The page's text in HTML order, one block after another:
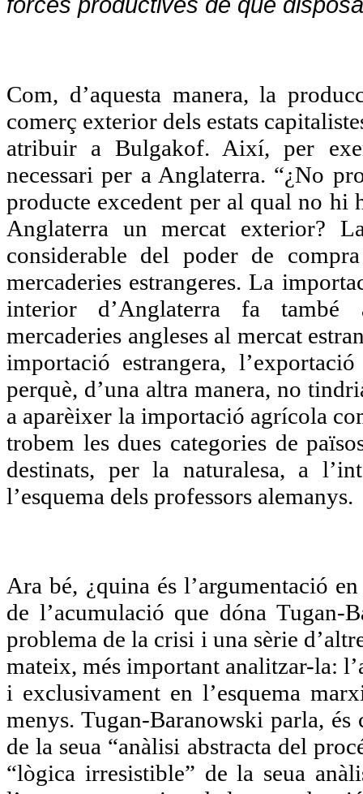
Com, d’aquesta manera, la
comerç exterior dels estats
atribuir a Bulgakof. Així, per
necessari per a Anglaterra. “¿No
producte excedent per al qual no hi
Anglaterra un mercat exterior?
considerable del poder de
mercaderies estrangeres. La
interior d’Anglaterra fa també
mercaderies angleses al mercat
importació estrangera,
perquè, d’una altra manera, no
a aparèixer la importació agrícola
trobem les dues categories de
destinats, per la naturalesa, a
l’esquema dels professors alemanys.
Ara bé, ¿quina és l’argumentació
de l’acumulació que dóna
problema de la crisi i una sèrie
mateix, més important analitzar-la:
i exclusivament en l’esquema
menys. Tugan-Baranowski parla, és
de la seua “anàlisi abstracta del
“lògica irresistible” de la seua